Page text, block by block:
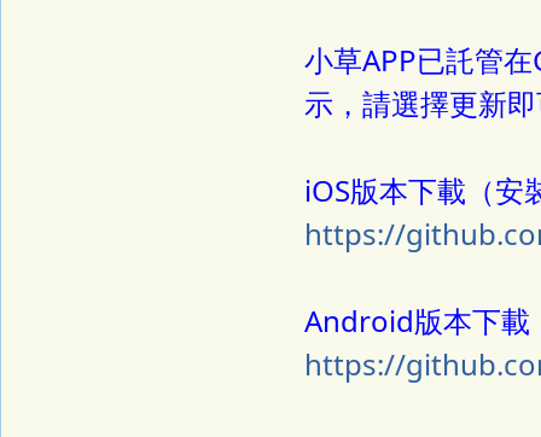
小草APP已託管
示，請選擇更新
iOS版本下載（安
https://
Android版本下載
https://